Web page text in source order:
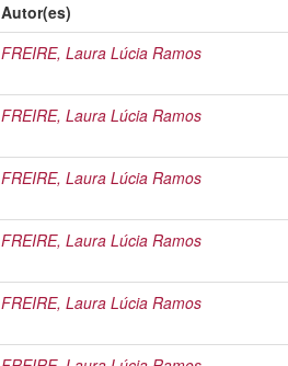
Autor(es)
FREIRE, Laura Lúcia Ramos
FREIRE, Laura Lúcia Ramos
FREIRE, Laura Lúcia Ramos
FREIRE, Laura Lúcia Ramos
FREIRE, Laura Lúcia Ramos